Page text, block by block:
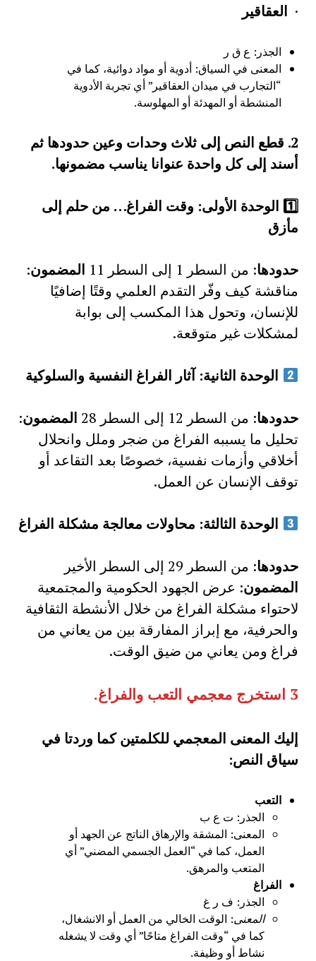
· العقاقير
الجذر: ع ق ر
المعنى في السياق: أدوية أو مواد دوائية، كما في
“التجارب في ميدان العقاقير” أي تجربة الأدوية
المنشطة أو المهدئة أو المهلوسة.
2. قطع النص إلى ثلاث وحدات وعين حدودها ثم
أسند إلى كل واحدة عنوانا يناسب مضمونها.
1 ⃣ الوحدة الأولى: وقت الفراغ… من حلم إلى
مأزق
حدودها: من السطر 1 إلى السطر 11 المضمون:
مناقشة كيف وفّر التقدم العلمي وقتًا إضافيًا
للإنسان، وتحول هذا المكسب إلى بوابة
لمشكلات غير متوقعة.
الوحدة الثانية: آثار الفراغ النفسية والسلوكية
حدودها: من السطر 12 إلى السطر 28 المضمون:
تحليل ما يسببه الفراغ من ضجر وملل وانحلال
أخلاقي وأزمات نفسية، خصوصًا بعد التقاعد أو
توقف الإنسان عن العمل.
الوحدة الثالثة: محاولات معالجة مشكلة الفراغ
حدودها: من السطر 29 إلى السطر الأخير
المضمون: عرض الجهود الحكومية والمجتمعية
لاحتواء مشكلة الفراغ من خلال الأنشطة الثقافية
والحرفية، مع إبراز المفارقة بين من يعاني من
فراغ ومن يعاني من ضيق الوقت.
3 استخرج معجمي التعب والفراغ.
إليك المعنى المعجمي للكلمتين كما وردتا في
سياق النص:
التعب
الجذر: ت ع ب
المعنى: المشقة والإرهاق الناتج عن الجهد أو
العمل، كما في “العمل الجسمي المضني” أي
المتعب والمرهق.
الفراغ
الجذر: ف ر غ
المعنى: الوقت الخالي من العمل أو الانشغال،
كما في “وقت الفراغ متاحًا” أي وقت لا يشغله
نشاط أو وظيفة.